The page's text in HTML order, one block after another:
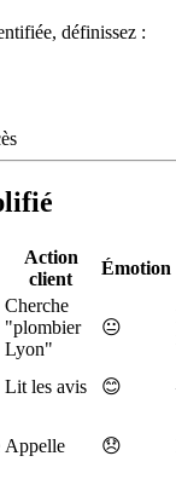
définissez :
Action
client
Émotion
Cherche
"plombier
Lyon"
😐
Lit les avis 😊
Appelle 😞